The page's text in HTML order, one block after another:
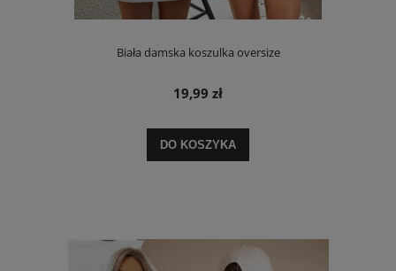
Biała damska koszulka oversize
19,99 zł
DO KOSZYKA